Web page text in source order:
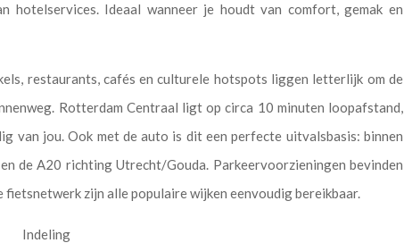
hotelservices. Ideaal wanneer je houdt van comfort, gemak en
restaurants, cafés en culturele hotspots liggen letterlijk om de
Rotterdam Centraal ligt op circa 10 minuten loopafstand,
van jou. Ook met de auto is dit een perfecte uitvalsbasis: binnen
de A20 richting Utrecht/Gouda. Parkeervoorzieningen bevinden
zijn alle populaire wijken eenvoudig bereikbaar.
Indeling